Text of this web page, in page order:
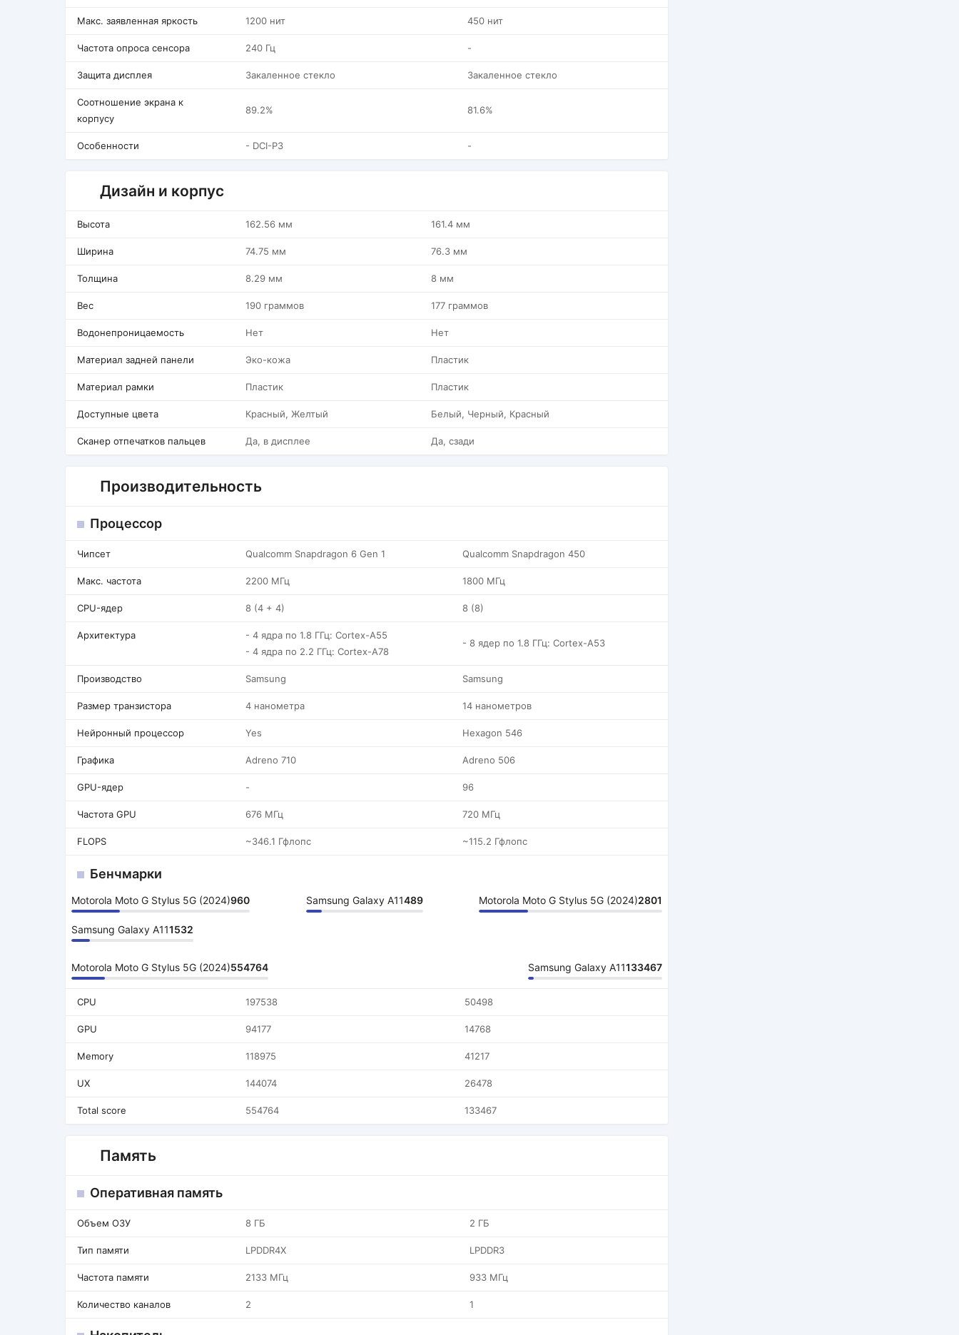
Макс. заявленная яркость 1200 нит 450 нит
Частота опроса сенсора 240 Гц -
Защита дисплея Закаленное стекло Закаленное стекло
Соотношение экрана к
корпусу
89.2% 81.6%
Особенности - DCI-P3 -
Дизайн и корпус
Высота 162.56 мм 161.4 мм
Ширина 74.75 мм 76.3 мм
Толщина 8.29 мм 8 мм
Вес 190 граммов 177 граммов
Водонепроницаемость Нет Нет
Материал задней панели Эко-кожа Пластик
Материал рамки Пластик Пластик
Доступные цвета Красный, Желтый Белый, Черный, Красный
Сканер отпечатков пальцев Да, в дисплее Да, сзади
Производительность
Процессор
Чипсет Qualcomm Snapdragon 6 Gen 1 Qualcomm Snapdragon 450
Макс. частота 2200 МГц 1800 МГц
CPU-ядер 8 (4 + 4) 8 (8)
Архитектура
- 4 ядра по 1.8 ГГц: Cortex-A55
- 4 ядра по 2.2 ГГц: Cortex-A78
- 8 ядер по 1.8 ГГц: Cortex-A53
Производство Samsung Samsung
Размер транзистора 4 нанометра 14 нанометров
Нейронный процессор Yes Hexagon 546
Графика Adreno 710 Adreno 506
GPU-ядер - 96
Частота GPU 676 МГц 720 МГц
FLOPS ~346.1 Гфлопс ~115.2 Гфлопс
Бенчмарки
Motorola Moto G Stylus 5G (2024)960 Samsung Galaxy A11489 Motorola Moto G Stylus 5G (2024)2801
Samsung Galaxy A111532
Motorola Moto G Stylus 5G (2024)554764 Samsung Galaxy A11133467
CPU 197538 50498
GPU 94177 14768
Memory 118975 41217
UX 144074 26478
Total score 554764 133467
Память
Оперативная память
Объем ОЗУ 8 ГБ 2 ГБ
Тип памяти LPDDR4X LPDDR3
Частота памяти 2133 МГц 933 МГц
Количество каналов 2 1